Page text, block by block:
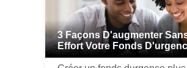
3 Façons D'augmenter
Effort Votre Fonds